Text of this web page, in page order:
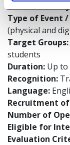
Type of Event
(physical and
Target Groups:
students
Duration: Up to
Recognition:
Language:
Recruitment
Number of
Eligible for
Evaluation